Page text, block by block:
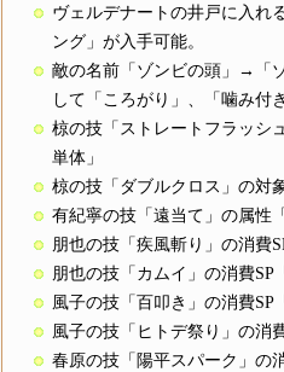
ヴェルデナートの井戸に入れ
ング」が入手可能。
敵の名前「ゾンビの頭」→「
して「ころがり」、「噛み付
椋の技「ストレートフラッシ
単体」
椋の技「ダブルクロス」の対
有紀寧の技「遠当て」の属性
朋也の技「疾風斬り」の消費
朋也の技「カムイ」の消費SP
風子の技「百叩き」の消費SP
風子の技「ヒトデ祭り」の消
春原の技「陽平スパーク」の